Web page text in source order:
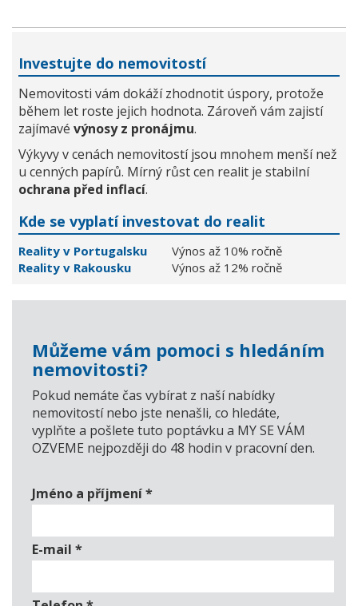
Investujte do nemovitostí
Nemovitosti vám dokáží zhodnotit úspory, protože
během let roste jejich hodnota. Zároveň vám zajistí
zajímavé výnosy z pronájmu.
Výkyvy v cenách nemovitostí jsou mnohem menší než
u cenných papírů. Mírný růst cen realit je stabilní
ochrana před inflací.
Kde se vyplatí investovat do realit
Reality v Portugalsku
Výnos až 10% ročně
Reality v Rakousku
Výnos až 12% ročně
Můžeme vám pomoci s hledáním
nemovitosti?
Pokud nemáte čas vybírat z naší nabídky
nemovitostí nebo jste nenašli, co hledáte,
vyplňte a pošlete tuto poptávku a MY SE VÁM
OZVEME nejpozději do 48 hodin v pracovní den.
Jméno a příjmení*
E-mail *